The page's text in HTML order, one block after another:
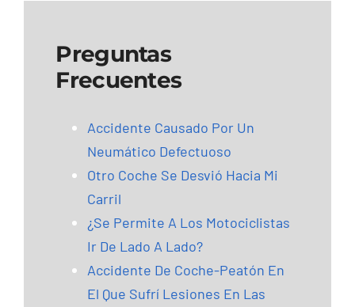
Preguntas
Frecuentes
Accidente Causado Por Un
Neumático Defectuoso
Otro Coche Se Desvió Hacia Mi
Carril
¿Se Permite A Los Motociclistas
Ir De Lado A Lado?
Accidente De Coche-Peatón En
El Que Sufrí Lesiones En Las